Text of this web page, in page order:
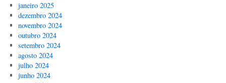
janeiro 2025
dezembro 2024
novembro 2024
outubro 2024
setembro 2024
agosto 2024
julho 2024
junho 2024